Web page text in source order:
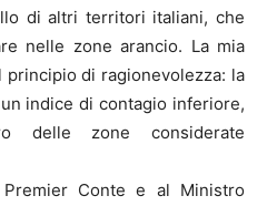
di altri territori italiani, che
nelle zone arancio. La mia
di ragionevolezza: la
indice di contagio inferiore,
delle zone considerate
Conte e al Ministro